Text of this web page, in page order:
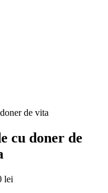
de vita
cu doner de
lei